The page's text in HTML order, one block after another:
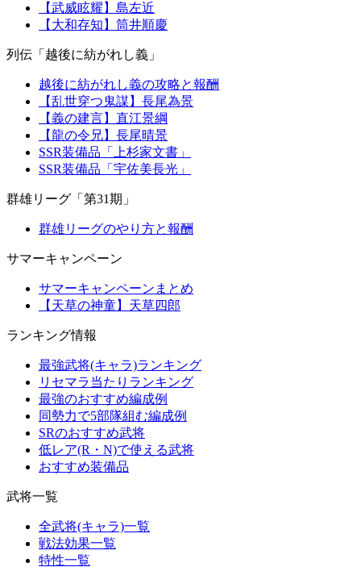
【武威眩耀】島左近
【大和存知】筒井順慶
列伝「越後に紡がれし義」
越後に紡がれし義の攻略と報酬
【乱世穿つ鬼謀】長尾為景
【義の建言】直江景綱
【龍の令兄】長尾晴景
SSR装備品「上杉家文書」
SSR装備品「宇佐美長光」
群雄リーグ「第31期」
群雄リーグのやり方と報酬
サマーキャンペーン
サマーキャンペーンまとめ
【天草の神童】天草四郎
ランキング情報
最強武将(キャラ)ランキング
リセマラ当たりランキング
最強のおすすめ編成例
同勢力で5部隊組む編成例
SRのおすすめ武将
低レア(R・N)で使える武将
おすすめ装備品
武将一覧
全武将(キャラ)一覧
戦法効果一覧
特性一覧